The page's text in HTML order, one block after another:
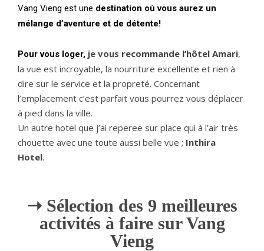
Vang Vieng est une destination où vous aurez un
mélange d’aventure et de détente!
Pour vous loger, je vous recommande l’hôtel Amari,
la vue est incroyable, la nourriture excellente et rien à
dire sur le service et la propreté. Concernant
l’emplacement c’est parfait vous pourrez vous déplacer
à pied dans la ville.
Un autre hotel que j’ai reperee sur place qui à l’air très
chouette avec une toute aussi belle vue ; Inthira
Hotel.
➝ Sélection des 9 meilleures
activités à faire sur Vang
Vieng